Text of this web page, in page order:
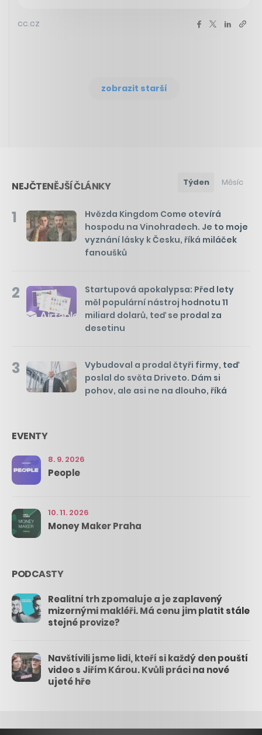
cc.cz
zobrazit starší
NEJČTENĚJŠÍ ČLÁNKY Týden Měsíc
1
Hvězda Kingdom Come otevírá
hospodu na Vinohradech. Je to moje
vyznání lásky k Česku, říká miláček
fanoušků
2
Startupová apokalypsa: Před lety
měl populární nástroj hodnotu 11
miliard dolarů, teď se prodal za
desetinu
3
Vybudoval a prodal čtyři firmy, teď
poslal do světa Driveto. Dám si
pohov, ale asi ne na dlouho, říká
EVENTY
8. 9. 2026
People
10. 11. 2026
Money Maker Praha
PODCASTY
Realitní trh zpomaluje a je zaplavený
mizernými makléři. Má cenu jim platit stále
stejné provize?
Navštívili jsme lidi, kteří si každý den pouští
video s Jiřím Károu. Kvůli práci na nové
ujeté hře